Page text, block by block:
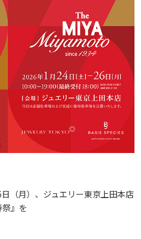
（月）、ジュエリー東京上田本店
祭』を